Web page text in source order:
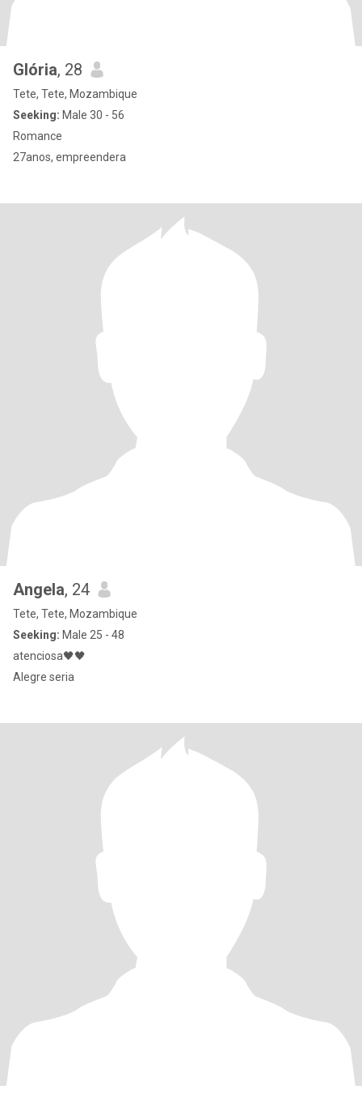
Glória, 28
Tete, Tete, Mozambique
Seeking: Male 30 - 56
Romance
27anos, empreendera
Angela, 24
Tete, Tete, Mozambique
Seeking: Male 25 - 48
atenciosa🖤🖤
Alegre seria